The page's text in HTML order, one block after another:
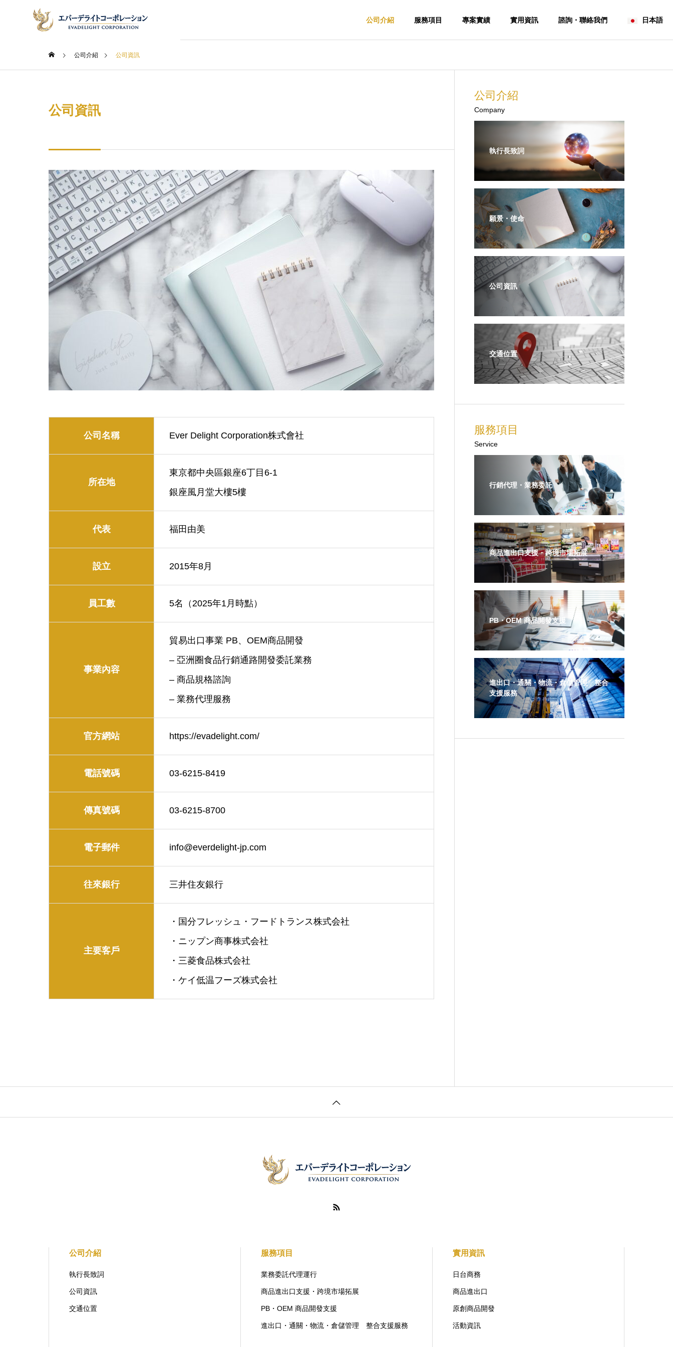
公司介紹 服務項目 專案實績 實用資訊 諮詢・聯絡我們 日本語
Company
公司資訊
交通位置
Access
Service
託
Marketing Support &
Business
Outsourcing
跨境市場拓展
Japan–Taiwan
Product Market Entry
PB・OEM 商品開
發支援
Private Brand & OEM
Product Development
進出口・通關・物
流・倉儲管理 整
合支援服務
Import/Export Agency
& Warehouse
日本商業常識專欄：商談氛
圍、信賴建構的實況
MADE IN JAPAN = 高品
質・安全・值得信賴
台灣商務篇 〜食品零售與消
費習慣的實務觀察
講求效率・人情味──解讀
台灣商業現場的真實感
日本商業常
圍、信賴建
公司介紹 公司資訊
公司資訊
公司名稱 Ever Delight Corporation株式會社
所在地
東京都中央區銀座6丁目6-1
銀座風月堂大樓5樓
代表 福田由美
設立 2015年8月
員工數 5名（2025年1月時點）
事業內容
貿易出口事業 PB、OEM商品開發
– 亞洲圈食品行銷通路開發委託業務
– 商品規格諮詢
– 業務代理服務
官方網站 https://evadelight.com/
電話號碼 03-6215-8419
傳真號碼 03-6215-8700
電子郵件 info@everdelight-jp.com
往來銀行 三井住友銀行
主要客戶
・国分フレッシュ・フードトランス株式会社
・ニップン商事株式会社
・三菱食品株式会社
・ケイ低温フーズ株式会社
公司介紹
Company
執行長致詞
願景・使命
公司資訊
交通位置
服務項目
Service
行銷代理・業務委託
商品進出口支援・跨境市場拓展
PB・OEM 商品開發支援
進出口・通關・物流・倉儲管理 整合
支援服務
公司介紹
執行長致詞
公司資訊
交通位置
服務項目
業務委託代理運行
商品進出口支援・跨境市場拓展
PB・OEM 商品開發支援
進出口・通關・物流・倉儲管理 整合支援服務
實用資訊
日台商務
商品進出口
原創商品開發
活動資訊